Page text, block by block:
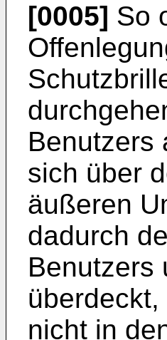
[0005] So
Benutzers
sich über
äußeren
dadurch
Benutzers
nicht in